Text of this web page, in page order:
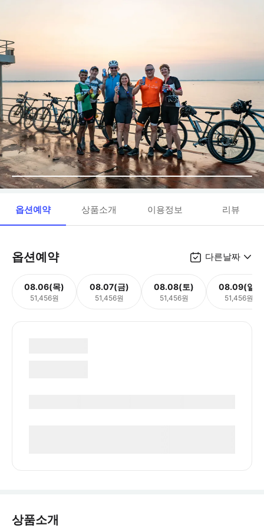
옵션예약 상품소개 이용정보 리뷰
옵션예약 다른날짜
08.06(목)
51,456원
08.07(금)
51,456원
08.08(토)
51,456원
08.09(일)
51,456원
상품소개